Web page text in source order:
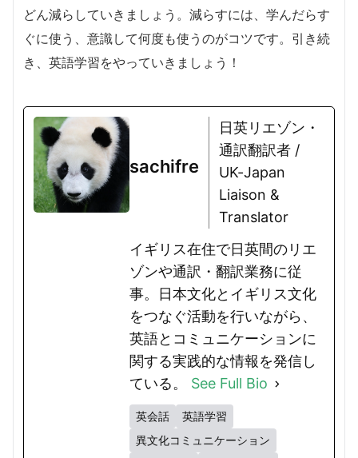
どん減らしていきましょう。減らすには、学んだらす
ぐに使う、意識して何度も使うのがコツです。引き続
き、英語学習をやっていきましょう！
sachifre
日英リエゾン・
通訳翻訳者 /
UK-Japan
Liaison &
Translator
イギリス在住で日英間のリエ
ゾンや通訳・翻訳業務に従
事。日本文化とイギリス文化
をつなぐ活動を行いながら、
英語とコミュニケーションに
関する実践的な情報を発信し
ている。 See Full Bio
英会話
英語学習
異文化コミュニケーション